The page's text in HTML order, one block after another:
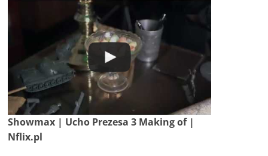
Showmax | Ucho Prezesa 3 Making of |
Nflix.pl